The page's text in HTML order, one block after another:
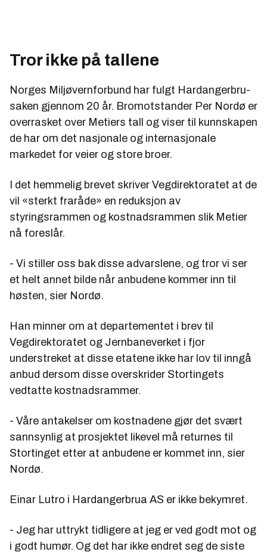
Tror ikke på tallene
Norges Miljøvernforbund har fulgt Hardangerbru-
saken gjennom 20 år. Bromotstander Per Nordø er
overrasket over Metiers tall og viser til kunnskapen
de har om det nasjonale og internasjonale
markedet for veier og store broer.
I det hemmelig brevet skriver Vegdirektoratet at de
vil «sterkt fraråde» en reduksjon av
styringsrammen og kostnadsrammen slik Metier
nå foreslår.
- Vi stiller oss bak disse advarslene, og tror vi ser
et helt annet bilde når anbudene kommer inn til
høsten, sier Nordø.
Han minner om at departementet i brev til
Vegdirektoratet og Jernbaneverket i fjor
understreket at disse etatene ikke har lov til inngå
anbud dersom disse overskrider Stortingets
vedtatte kostnadsrammer.
- Våre antakelser om kostnadene gjør det svært
sannsynlig at prosjektet likevel må returnes til
Stortinget etter at anbudene er kommet inn, sier
Nordø.
Einar Lutro i Hardangerbrua AS er ikke bekymret.
- Jeg har uttrykt tidligere at jeg er ved godt mot og
i godt humør. Og det har ikke endret seg de siste